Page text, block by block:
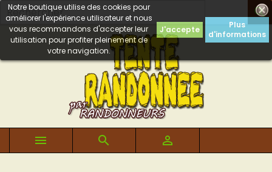

Notre boutique utilise des cookies pour
améliorer l'expérience utilisateur et nous
vous recommandons d'accepter leur
utilisation pour profiter pleinement de
votre navigation.
J'accepte
Plus
d'informations
  